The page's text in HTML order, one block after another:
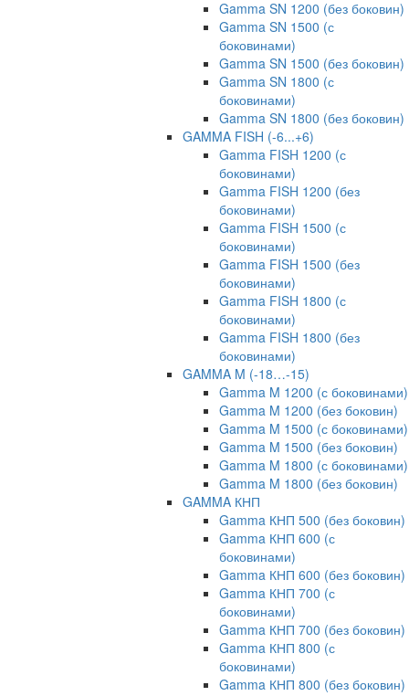
Gamma SN 1200 (без боковин)
Gamma SN 1500 (с
боковинами)
Gamma SN 1500 (без боковин)
Gamma SN 1800 (с
боковинами)
Gamma SN 1800 (без боковин)
GAMMA FISH (-6...+6)
Gamma FISH 1200 (с
боковинами)
Gamma FISH 1200 (без
боковинами)
Gamma FISH 1500 (с
боковинами)
Gamma FISH 1500 (без
боковинами)
Gamma FISH 1800 (с
боковинами)
Gamma FISH 1800 (без
боковинами)
GAMMA M (-18…-15)
Gamma M 1200 (с боковинами)
Gamma M 1200 (без боковин)
Gamma M 1500 (с боковинами)
Gamma M 1500 (без боковин)
Gamma M 1800 (с боковинами)
Gamma M 1800 (без боковин)
GAMMA КНП
Gamma КНП 500 (без боковин)
Gamma КНП 600 (с
боковинами)
Gamma КНП 600 (без боковин)
Gamma КНП 700 (с
боковинами)
Gamma КНП 700 (без боковин)
Gamma КНП 800 (с
боковинами)
Gamma КНП 800 (без боковин)